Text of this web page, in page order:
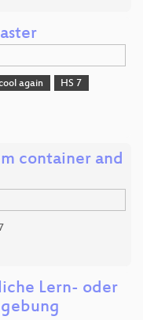
again
HS 7
container and
Lern- oder